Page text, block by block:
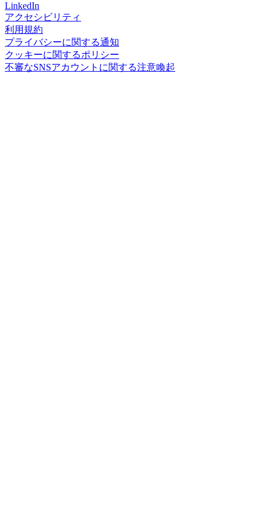
LinkedIn
アクセシビリティ
利用規約
プライバシーに関する通知
クッキーに関するポリシー
不審なSNSアカウントに関する注意喚起